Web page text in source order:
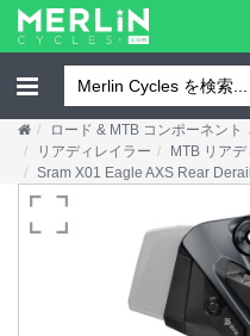
ロード & MTB コンポーネント
リアディレイラー
MTB リア
Sram X01 Eagle AXS Rear